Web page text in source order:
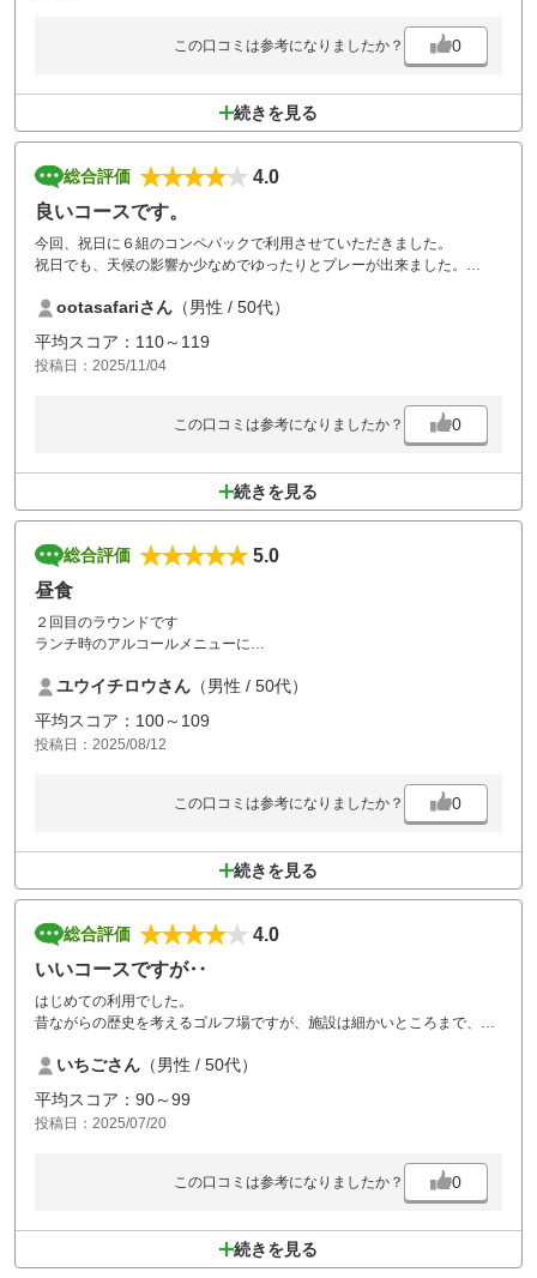
この口コミは参考になりましたか？ 0
続きを見る
総合評価
4.0
良いコースです。
今回、祝日に６組のコンペパックで利用させていただきました。
祝日でも、天候の影響か少なめでゆったりとプレーが出来ました。
いただき
非常に助かりました。さらに景品付きプランがあれば非常に助かりま
す。
全体的にコース幅が狭く感じられましたがコースはきれいでグリーンも
食事も追加料金で国産牛鉄板焼きを頂き、幸せな気分を味わえました。
ootasafariさん （男性 / 50代）
平均スコア：110～119
投稿日：2025/11/04
この口コミは参考になりましたか？ 0
続きを見る
総合評価
5.0
昼食
２回目のラウンドです
ランチ時のアルコールメニューに
単なる麦割りになってます
普通のレモンサワー酎ハイも
取り入れて欲しいです
検討よろしくお願いします
ユウイチロウさん （男性 / 50代）
平均スコア：100～109
投稿日：2025/08/12
この口コミは参考になりましたか？ 0
続きを見る
総合評価
4.0
いいコースですが‥
はじめての利用でした。
昔ながらの歴史を考えるゴルフ場ですが、施設は細かいところまで、手
ただチェックインの際、何の説明も無くスタンプカードを渡された点
と、プレー中にも関わらずコース管理の作業員の方々が、プレー導線内
に入ったまま、全く安全配慮無く打たされるケースが複数回あった事が
残念でなりませんでした。
いちごさん （男性 / 50代）
平均スコア：90～99
投稿日：2025/07/20
この口コミは参考になりましたか？ 0
続きを見る